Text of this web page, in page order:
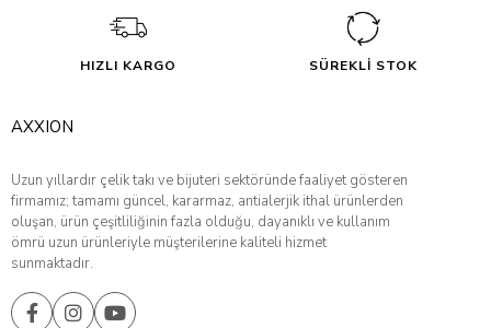
HIZLI KARGO SÜREKLİ STOK
AXXION
Uzun yıllardır çelik takı ve bijuteri sektöründe faaliyet gösteren
firmamız; tamamı güncel, kararmaz, antialerjik ithal ürünlerden
oluşan, ürün çeşitliliğinin fazla olduğu, dayanıklı ve kullanım
ömrü uzun ürünleriyle müşterilerine kaliteli hizmet
sunmaktadır.